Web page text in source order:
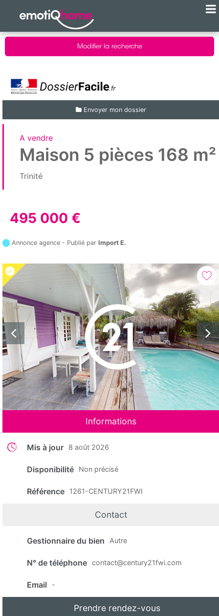
Modifier la recherche
Envoyer mon dossier
A vendre
Maison 5 pièces 168 m²
Trinité
495 000 €
Annonce agence - Publié parImport E.
Informations
Mis à jour 8 août 2026
Disponibilité Non précisé
Référence 1261-CENTURY21FWI
Contact
Gestionnaire du bien Autre
N° de téléphone contact@century21fwi.com
Email -
Prendre rendez-vous